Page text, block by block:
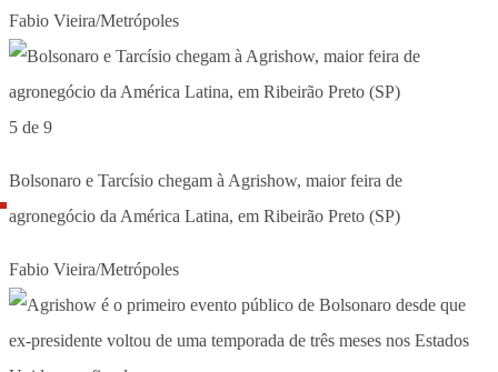
Fabio Vieira/Metrópoles
5 de 9
Bolsonaro e Tarcísio chegam à Agrishow, maior feira de
agronegócio da América Latina, em Ribeirão Preto (SP)
Fabio Vieira/Metrópoles